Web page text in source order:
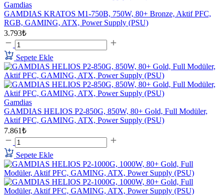
Gamdias
GAMDIAS KRATOS M1-750B, 750W, 80+ Bronze, Aktif PFC,
RGB, GAMING, ATX, Power Supply (PSU)
3.793₺
Sepete Ekle
Gamdias
GAMDIAS HELIOS P2-850G, 850W, 80+ Gold, Full Modüler,
Aktif PFC, GAMING, ATX, Power Supply (PSU)
7.861₺
Sepete Ekle